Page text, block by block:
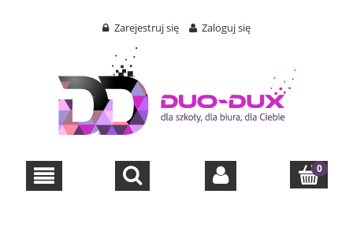
Zarejestruj się Zaloguj się